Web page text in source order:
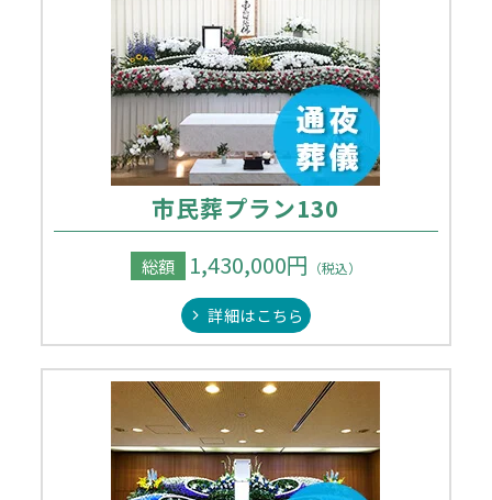
市民葬プラン130
総額 1,430,000円 （税込）
詳細はこちら